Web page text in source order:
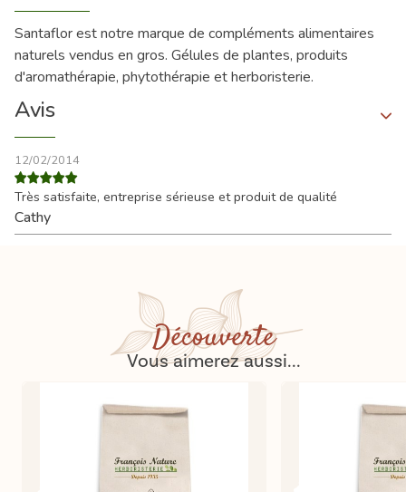
Santaflor est notre marque de compléments alimentaires
naturels vendus en gros. Gélules de plantes, produits
d'aromathérapie, phytothérapie et herboristerie.
Avis
12/02/2014
Très satisfaite, entreprise sérieuse et produit de qualité
Cathy
Découverte
Vous aimerez aussi...